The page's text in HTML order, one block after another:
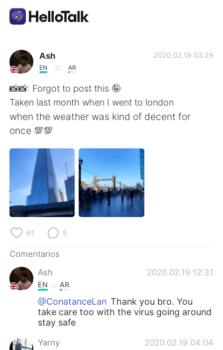
Aplicación de intercambio de idiomas
AI Grammar Checker
Español
English 简体中文
繁體中文 العربية
Français Deutsch
Русский
Indonesia
Türkçe Tiếng Việt
Português
Ash
EN AR
2020.02.19 03:29
📸📸: Forgot to post this 🤪
Taken last month when I went to london
when the weather was kind of decent for
once 💯💯
61 5
Comentarios
Ash
2020.02.19 12:31
EN AR
@ConatanceLan Thank you bro. You
take care too with the virus going around
stay safe
Yarny 2020.02.19 04:04